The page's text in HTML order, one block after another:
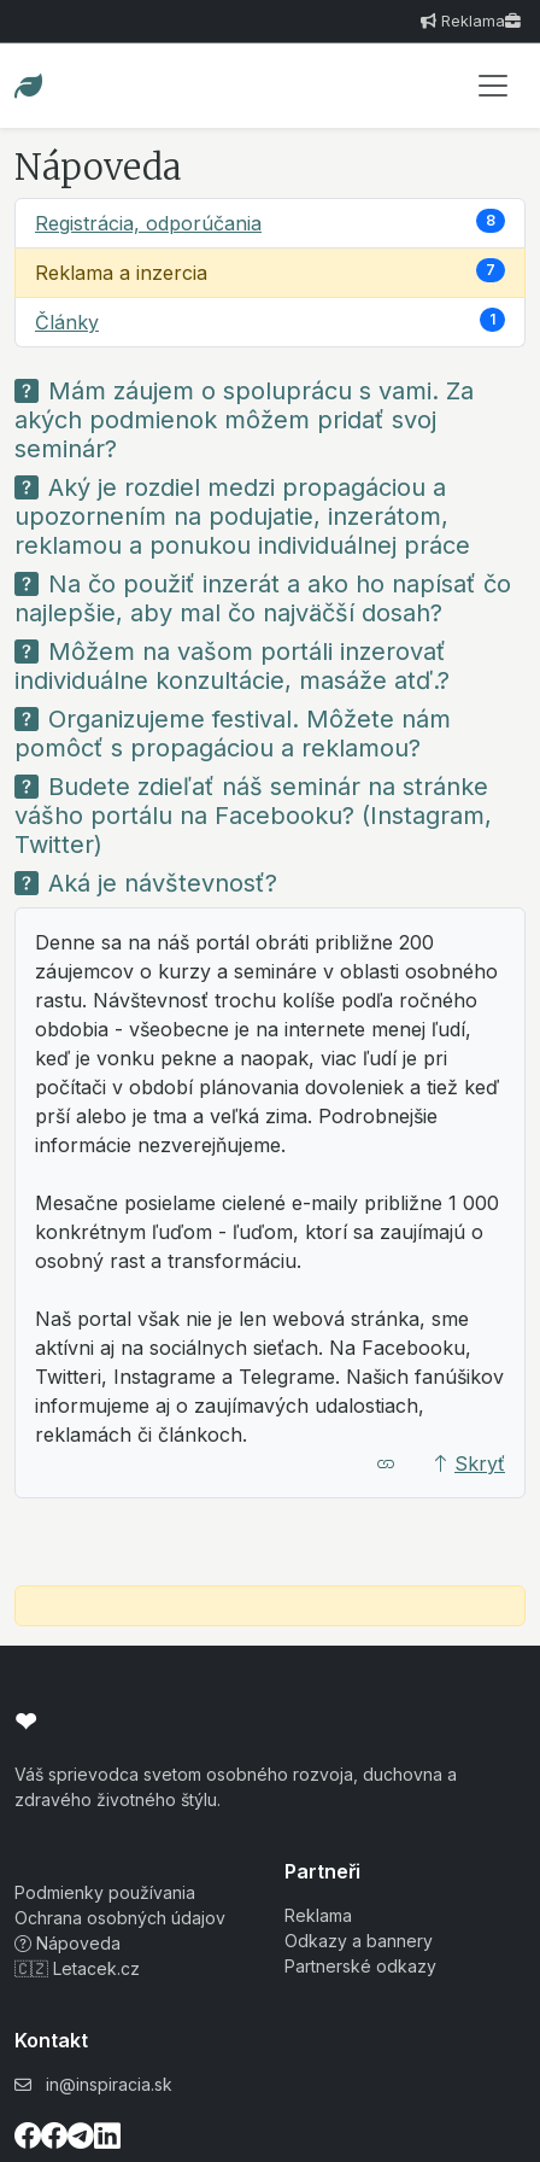
Reklama
Nápoveda
Registrácia, odporúčania 8
Reklama a inzercia 7
Články 1
Mám záujem o spoluprácu s vami. Za
akých podmienok môžem pridať svoj
seminár?
Aký je rozdiel medzi propagáciou a
upozornením na podujatie, inzerátom,
reklamou a ponukou individuálnej práce
Na čo použiť inzerát a ako ho napísať čo
najlepšie, aby mal čo najväčší dosah?
Môžem na vašom portáli inzerovať
individuálne konzultácie, masáže atď.?
Organizujeme festival. Môžete nám
pomôcť s propagáciou a reklamou?
Budete zdieľať náš seminár na stránke
vášho portálu na Facebooku? (Instagram,
Twitter)
Aká je návštevnosť?
Denne sa na náš portál obráti približne 200
záujemcov o kurzy a semináre v oblasti osobného
rastu. Návštevnosť trochu kolíše podľa ročného
obdobia - všeobecne je na internete menej ľudí,
keď je vonku pekne a naopak, viac ľudí je pri
počítači v období plánovania dovoleniek a tiež keď
prší alebo je tma a veľká zima. Podrobnejšie
informácie nezverejňujeme.
Mesačne posielame cielené e-maily približne 1 000
konkrétnym ľuďom - ľuďom, ktorí sa zaujímajú o
osobný rast a transformáciu.
Naš portal však nie je len webová stránka, sme
aktívni aj na sociálnych sieťach. Na Facebooku,
Twitteri, Instagrame a Telegrame. Našich fanúšikov
informujeme aj o zaujímavých udalostiach,
reklamách či článkoch.
Skryť
❤
Váš sprievodca svetom osobného rozvoja, duchovna a
zdravého životného štýlu.
Podmienky používania
Ochrana osobných údajov
Nápoveda
🇨🇿 Letacek.cz
Partneři
Reklama
Odkazy a bannery
Partnerské odkazy
Kontakt
in@inspiracia.sk